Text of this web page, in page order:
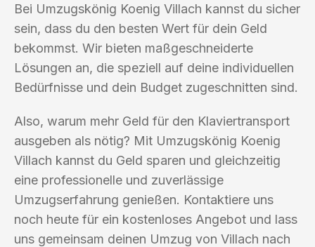
Bei Umzugskönig Koenig Villach kannst du sicher
sein, dass du den besten Wert für dein Geld
bekommst. Wir bieten maßgeschneiderte
Lösungen an, die speziell auf deine individuellen
Bedürfnisse und dein Budget zugeschnitten sind.
Also, warum mehr Geld für den Klaviertransport
ausgeben als nötig? Mit Umzugskönig Koenig
Villach kannst du Geld sparen und gleichzeitig
eine professionelle und zuverlässige
Umzugserfahrung genießen. Kontaktiere uns
noch heute für ein kostenloses Angebot und lass
uns gemeinsam deinen Umzug von Villach nach